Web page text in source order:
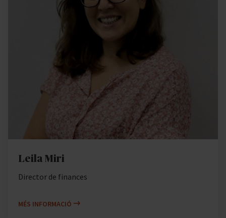
Leila Miri
Director de finances
MÉS INFORMACIÓ